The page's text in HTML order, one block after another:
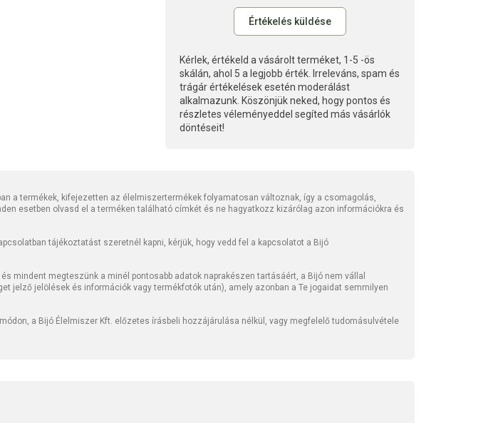
Kérlek, értékeld a vásárolt terméket, 1-5 -ös
skálán, ahol 5 a legjobb érték. Irreleváns, spam és
trágár értékelések esetén moderálást
alkalmazunk. Köszönjük neked, hogy pontos és
részletes véleményeddel segíted más vásárlók
döntéseit!
a termékek, kifejezetten az élelmiszertermékek folyamatosan változnak, így a csomagolás,
esetben olvasd el a terméken található címkét és ne hagyatkozz kizárólag azon információkra és
tájékoztatást szeretnél kapni, kérjük, hogy vedd fel a kapcsolatot a Bijó
mindent megteszünk a minél pontosabb adatok naprakészen tartásáért, a Bijó nem vállal
jelölések és információk vagy termékfotók után), amely azonban a Te jogaidat semmilyen
a Bijó Élelmiszer Kft. előzetes írásbeli hozzájárulása nélkül, vagy megfelelő tudomásulvétele